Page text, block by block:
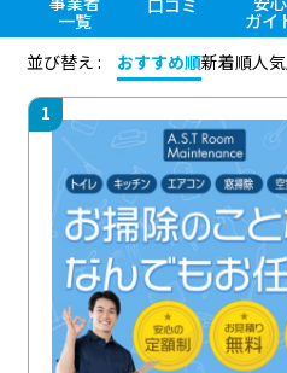
一覧
口コミ
ガイ
並び替え :
おすすめ順新着順人
1